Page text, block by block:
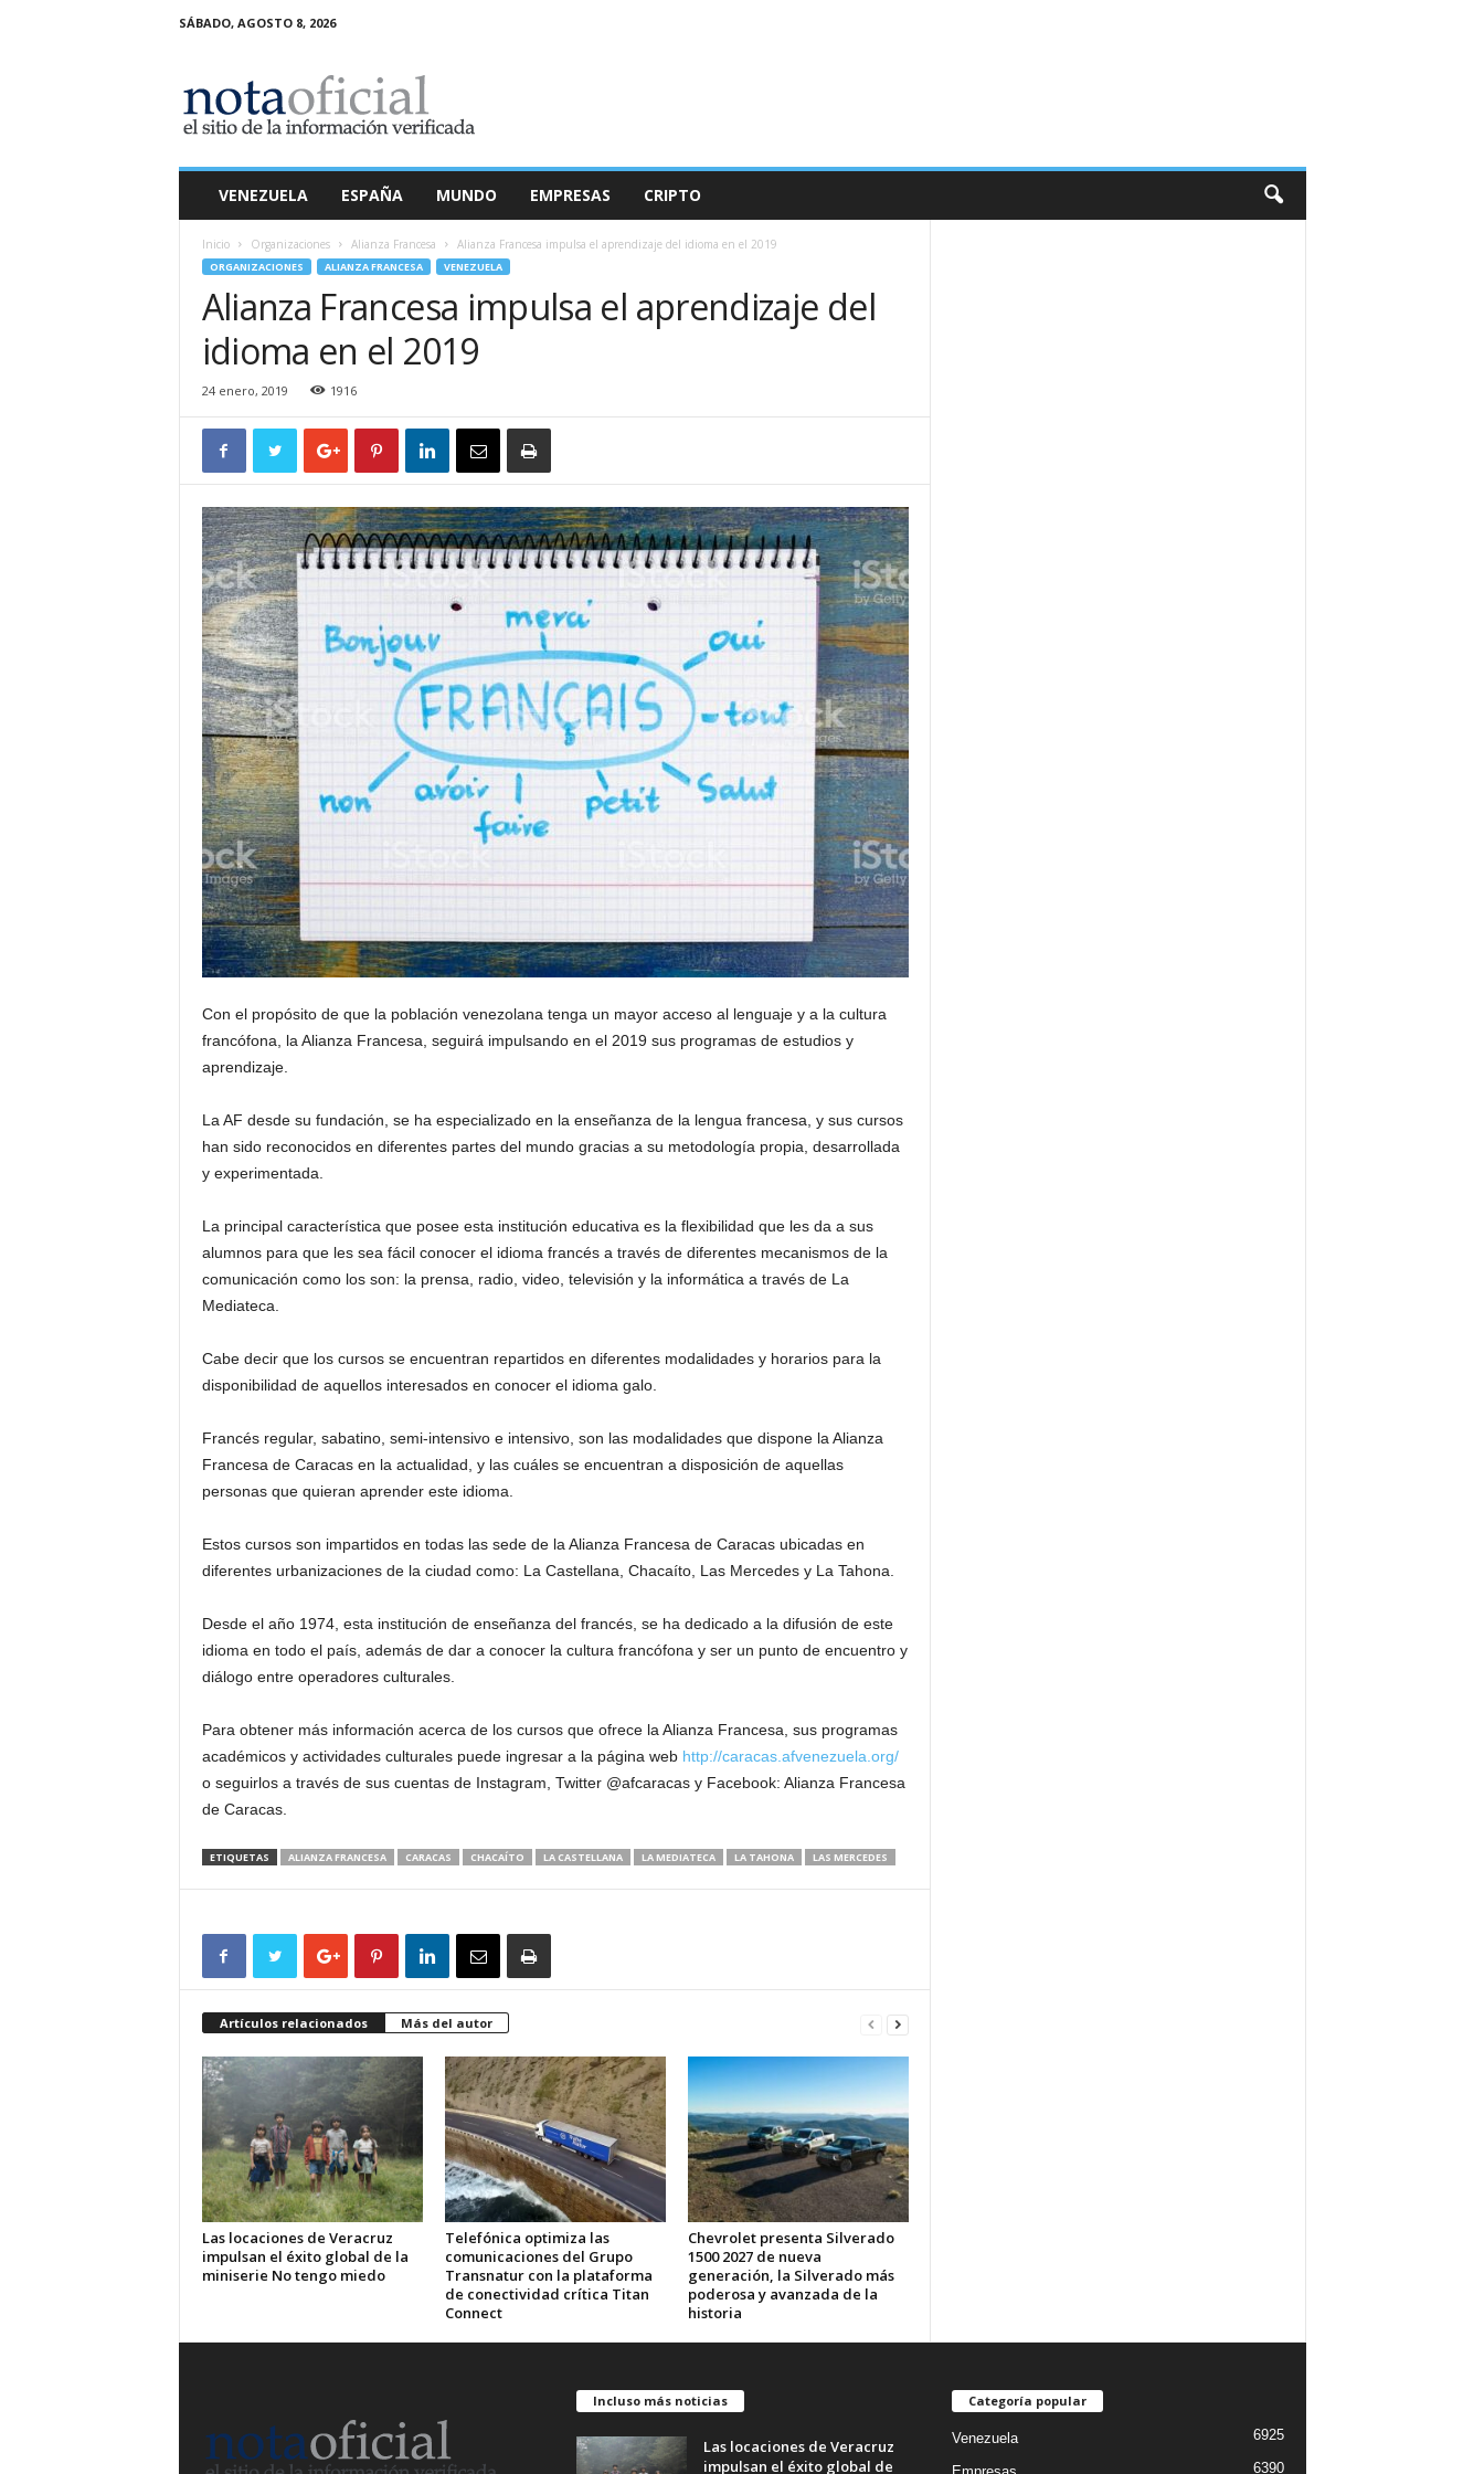
SÁBADO, AGOSTO 8, 2026
a
O
VENEZUELA ESPAÑA MUNDO EMPRESAS CRIPTO
Inicio Organizaciones Alianza Francesa Alianza Francesa impulsa el aprendizaje del idioma en el 2019
ORGANIZACIONES ALIANZA FRANCESA VENEZUELA
Alianza Francesa impulsa el aprendizaje del
idioma en el 2019
24 enero, 2019 1916
Con el propósito de que la población venezolana tenga un mayor acceso al lenguaje y a la cultura
francófona, la Alianza Francesa, seguirá impulsando en el 2019 sus programas de estudios y
aprendizaje.
La AF desde su fundación, se ha especializado en la enseñanza de la lengua francesa, y sus cursos
han sido reconocidos en diferentes partes del mundo gracias a su metodología propia, desarrollada
y experimentada.
La principal característica que posee esta institución educativa es la flexibilidad que les da a sus
alumnos para que les sea fácil conocer el idioma francés a través de diferentes mecanismos de la
comunicación como los son: la prensa, radio, video, televisión y la informática a través de La
Mediateca.
Cabe decir que los cursos se encuentran repartidos en diferentes modalidades y horarios para la
disponibilidad de aquellos interesados en conocer el idioma galo.
Francés regular, sabatino, semi-intensivo e intensivo, son las modalidades que dispone la Alianza
Francesa de Caracas en la actualidad, y las cuáles se encuentran a disposición de aquellas
personas que quieran aprender este idioma.
Estos cursos son impartidos en todas las sede de la Alianza Francesa de Caracas ubicadas en
diferentes urbanizaciones de la ciudad como: La Castellana, Chacaíto, Las Mercedes y La Tahona.
Desde el año 1974, esta institución de enseñanza del francés, se ha dedicado a la difusión de este
idioma en todo el país, además de dar a conocer la cultura francófona y ser un punto de encuentro y
diálogo entre operadores culturales.
Para obtener más información acerca de los cursos que ofrece la Alianza Francesa, sus programas
académicos y actividades culturales puede ingresar a la página web http://caracas.afvenezuela.org/
o seguirlos a través de sus cuentas de Instagram, Twitter @afcaracas y Facebook: Alianza Francesa
de Caracas.
ETIQUETAS ALIANZA FRANCESA CARACAS CHACAÍTO LA CASTELLANA LA MEDIATECA LA TAHONA LAS MERCEDES
Artículos relacionados Más del autor
Las locaciones de Veracruz
impulsan el éxito global de la
miniserie No tengo miedo
Telefónica optimiza las
comunicaciones del Grupo
Transnatur con la plataforma
de conectividad crítica Titan
Connect
Chevrolet presenta Silverado
1500 2027 de nueva
generación, la Silverado más
poderosa y avanzada de la
historia
Incluso más noticias
Las locaciones de Veracruz
impulsan el éxito global de
Categoría popular
Venezuela 6925
6390